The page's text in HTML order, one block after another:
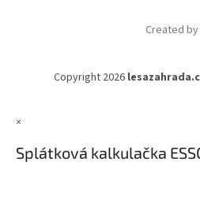
Created
Copyright 2026
×
Splátková kalkulačka